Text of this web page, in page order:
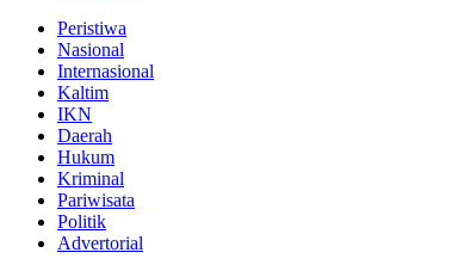
Peristiwa
Nasional
Internasional
Kaltim
IKN
Daerah
Hukum
Kriminal
Pariwisata
Politik
Advertorial